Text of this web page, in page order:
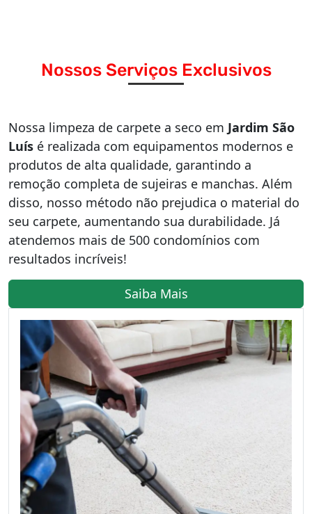
Nossos Serviços Exclusivos
Nossa limpeza de carpete a seco em Jardim São
Luís é realizada com equipamentos modernos e
produtos de alta qualidade, garantindo a
remoção completa de sujeiras e manchas. Além
disso, nosso método não prejudica o material do
seu carpete, aumentando sua durabilidade. Já
atendemos mais de 500 condomínios com
resultados incríveis!
Saiba Mais